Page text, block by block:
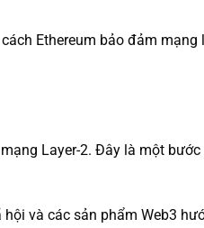
Ethereum bảo đảm mạng
Layer-2. Đây là một
và các sản phẩm Web3